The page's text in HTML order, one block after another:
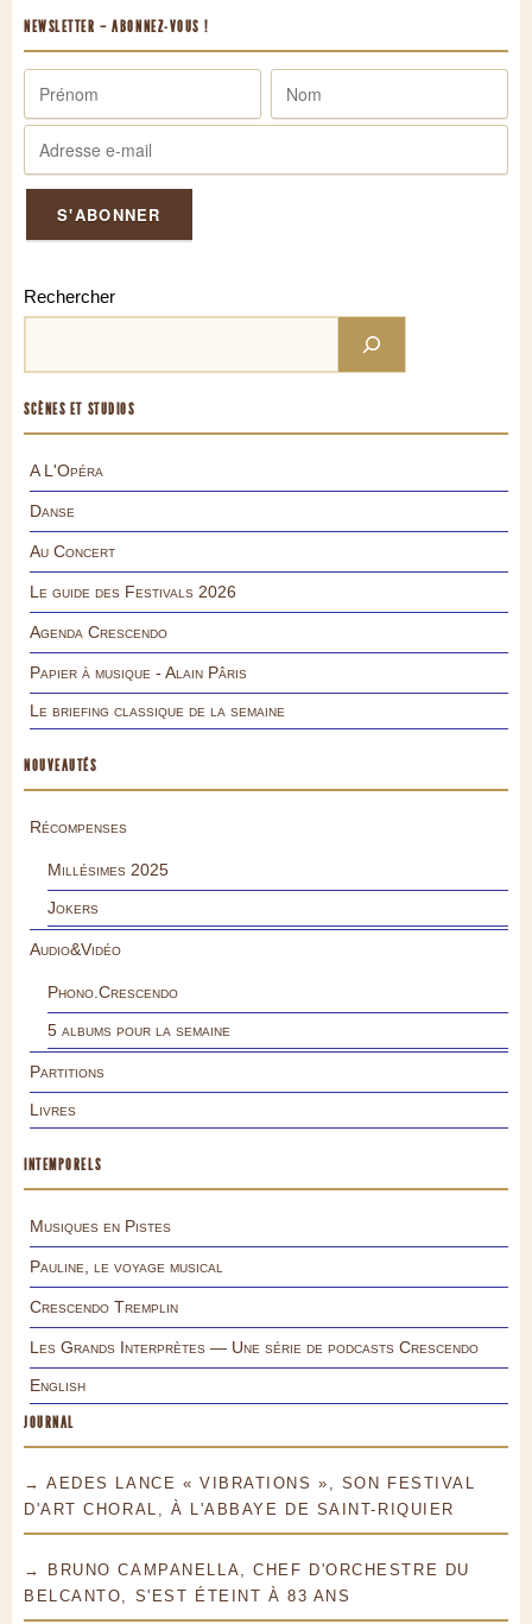
NEWSLETTER – ABONNEZ-VOUS !
Rechercher
SCÈNES ET STUDIOS
A L'Opéra
Danse
Au Concert
Le guide des Festivals 2026
Agenda Crescendo
Papier à musique - Alain Pâris
Le briefing classique de la semaine
NOUVEAUTÉS
Récompenses
Millésimes 2025
Jokers
Audio&Vidéo
Phono.Crescendo
5 albums pour la semaine
Partitions
Livres
INTEMPORELS
Musiques en Pistes
Pauline, le voyage musical
Crescendo Tremplin
Les Grands Interprètes — Une série de podcasts Crescendo
English
JOURNAL
→ AEDES LANCE « VIBRATIONS », SON FESTIVAL
D'ART CHORAL, À L'ABBAYE DE SAINT-RIQUIER
→ BRUNO CAMPANELLA, CHEF D'ORCHESTRE DU
BELCANTO, S'EST ÉTEINT À 83 ANS